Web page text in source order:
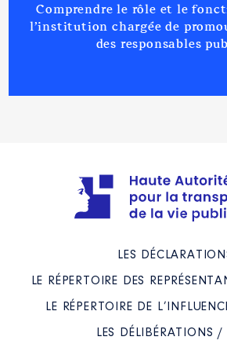
Comprendre le rôle et le
l’institution chargée de
des responsables
LES
LE RÉPERTOIRE DES
LE RÉPERTOIRE DE
LES DÉLIBÉRATIONS /